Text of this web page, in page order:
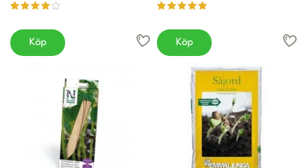
Köp Köp